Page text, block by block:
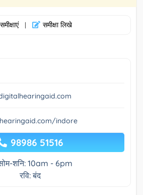
समीक्षाएं | समीक्षा लिखे
indore
98986 51516
शनि: 10am - 6pm
रवि: बंद